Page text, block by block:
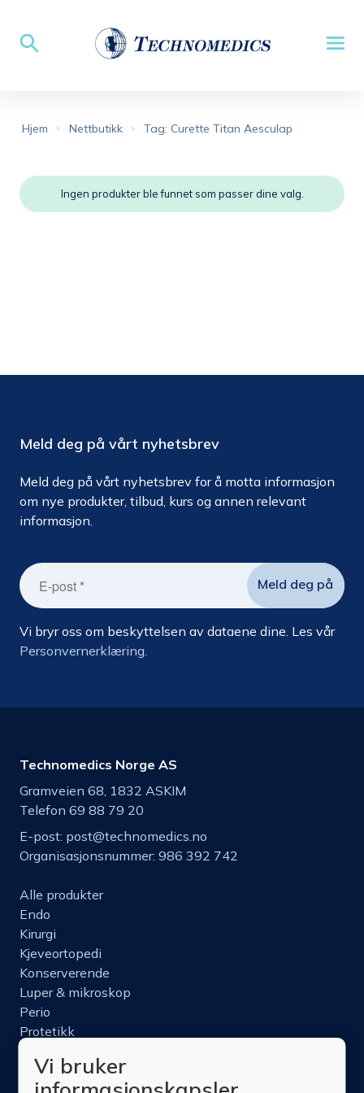
Hjem Nettbutikk Tag: Curette Titan Aesculap
Ingen produkter ble funnet som passer dine valg.
Meld deg på vårt nyhetsbrev
Meld deg på vårt nyhetsbrev for å motta informasjon
om nye produkter, tilbud, kurs og annen relevant
informasjon.
Vi bryr oss om beskyttelsen av dataene dine. Les vår
Personvernerklæring.
Technomedics Norge AS
Gramveien 68, 1832 ASKIM
Telefon 69 88 79 20
E-post: post@technomedics.no
Organisasjonsnummer: 986 392 742
Alle produkter
Endo
Kirurgi
Kjeveortopedi
Konserverende
Luper & mikroskop
Perio
Protetikk
Nettbutikk
Vi bruker